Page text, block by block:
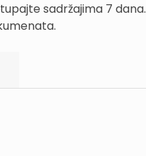
sadržajima 7 dana.